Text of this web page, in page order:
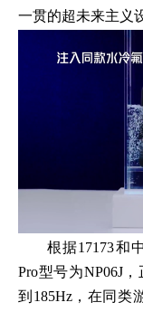
一贯的超未来主义
根据17173和
Pro型号为NP06J
到185Hz，在同类